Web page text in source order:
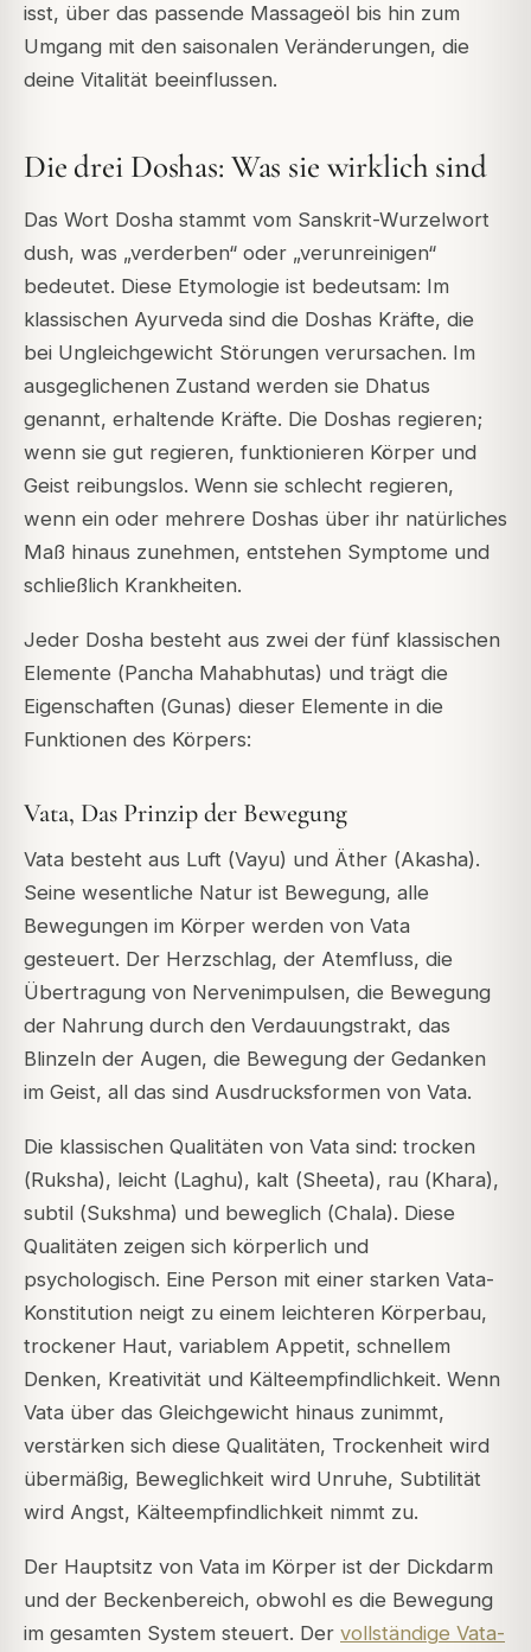
isst, über das passende Massageöl bis hin zum
Umgang mit den saisonalen Veränderungen, die
deine Vitalität beeinflussen.
Die drei Doshas: Was sie wirklich sind
Das Wort Dosha stammt vom Sanskrit-Wurzelwort
dush, was „verderben“ oder „verunreinigen“
bedeutet. Diese Etymologie ist bedeutsam: Im
klassischen Ayurveda sind die Doshas Kräfte, die
bei Ungleichgewicht Störungen verursachen. Im
ausgeglichenen Zustand werden sie Dhatus
genannt, erhaltende Kräfte. Die Doshas regieren;
wenn sie gut regieren, funktionieren Körper und
Geist reibungslos. Wenn sie schlecht regieren,
wenn ein oder mehrere Doshas über ihr natürliches
Maß hinaus zunehmen, entstehen Symptome und
schließlich Krankheiten.
Jeder Dosha besteht aus zwei der fünf klassischen
Elemente (Pancha Mahabhutas) und trägt die
Eigenschaften (Gunas) dieser Elemente in die
Funktionen des Körpers:
Vata, Das Prinzip der Bewegung
Vata besteht aus Luft (Vayu) und Äther (Akasha).
Seine wesentliche Natur ist Bewegung, alle
Bewegungen im Körper werden von Vata
gesteuert. Der Herzschlag, der Atemfluss, die
Übertragung von Nervenimpulsen, die Bewegung
der Nahrung durch den Verdauungstrakt, das
Blinzeln der Augen, die Bewegung der Gedanken
im Geist, all das sind Ausdrucksformen von Vata.
Die klassischen Qualitäten von Vata sind: trocken
(Ruksha), leicht (Laghu), kalt (Sheeta), rau (Khara),
subtil (Sukshma) und beweglich (Chala). Diese
Qualitäten zeigen sich körperlich und
psychologisch. Eine Person mit einer starken Vata-
Konstitution neigt zu einem leichteren Körperbau,
trockener Haut, variablem Appetit, schnellem
Denken, Kreativität und Kälteempfindlichkeit. Wenn
Vata über das Gleichgewicht hinaus zunimmt,
verstärken sich diese Qualitäten, Trockenheit wird
übermäßig, Beweglichkeit wird Unruhe, Subtilität
wird Angst, Kälteempfindlichkeit nimmt zu.
Der Hauptsitz von Vata im Körper ist der Dickdarm
und der Beckenbereich, obwohl es die Bewegung
im gesamten System steuert. Der vollständige Vata-